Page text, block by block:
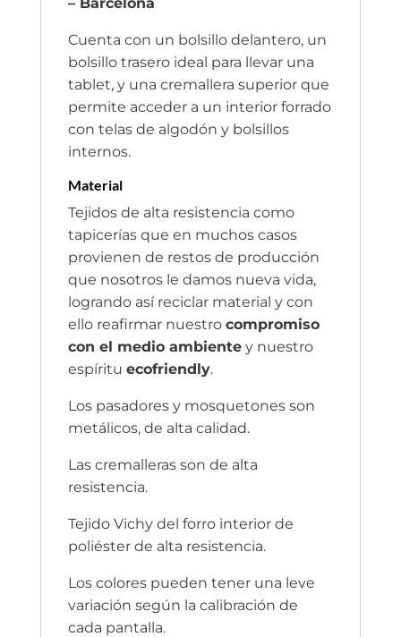
Cuenta con un bolsillo delantero, un
bolsillo trasero ideal para llevar una
tablet, y una cremallera superior que
permite acceder a un interior forrado
con telas de algodón y bolsillos
internos.
Material
Tejidos de alta resistencia como
tapicerías que en muchos casos
provienen de restos de producción
que nosotros le damos nueva vida,
logrando así reciclar material y con
ello reafirmar nuestro compromiso
con el medio ambientey nuestro
espíritu ecofriendly.
Los pasadores y mosquetones son
metálicos, de alta calidad.
Las cremalleras son de alta
resistencia.
Tejido Vichy del forro interior de
poliéster de alta resistencia.
Los colores pueden tener una leve
variación según la calibración de
cada pantalla.